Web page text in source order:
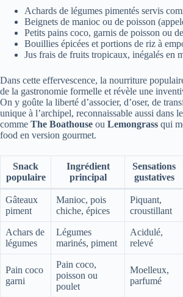
Achards de légumes pimentés servis
Beignets de manioc ou de poisson
Petits pains coco, garnis de poisson ou
Bouillies épicées et portions de riz à
Jus frais de fruits tropicaux, inégalés en
Dans cette effervescence, la nourriture
de la gastronomie formelle et révèle une
On y goûte la liberté d’associer, d’oser, de
unique à l’archipel, reconnaissable aussi dans
comme The Boathouse ou Lemongrass qui
food en version gourmet.
Snack
populaire
Ingrédient
principal
Sensations
gustatives
Gâteaux
piment
Manioc, pois
chiche, épices
Piquant,
croustillant
Achars de
légumes
Légumes
marinés, piment
Acidulé,
relevé
Pain coco
garni
Pain coco,
poisson ou
poulet
Moelleux,
parfumé